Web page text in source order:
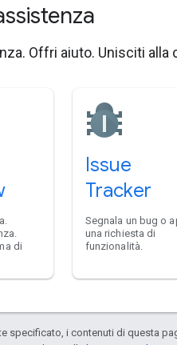
Offri aiuto. Unisciti alla
di
Issue
Tracker
Segnala un bug o
una richiesta di
funzionalità.
specificato, i contenuti di questa